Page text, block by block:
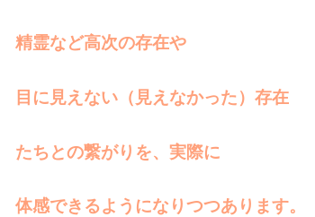
精霊など高次の存在や
目に見えない（見えなかった）存在
たちとの繋がりを、実際に
体感できるようになりつつあります。